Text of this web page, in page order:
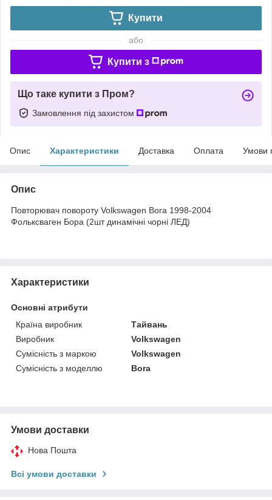
Купити
або
Купити з
Що таке купити з Пром?
Замовлення під захистом
Опис Характеристики Доставка Оплата Умови
Опис
Повторювач повороту Volkswagen Bora 1998-2004
Фольксваген Бора (2шт динамічні чорні ЛЕД)
Характеристики
Основні атрибути
Країна виробник
Тайвань
Виробник
Volkswagen
Сумісність з маркою
Volkswagen
Сумісність з моделлю
Bora
Умови доставки
Нова Пошта
Всі умови доставки